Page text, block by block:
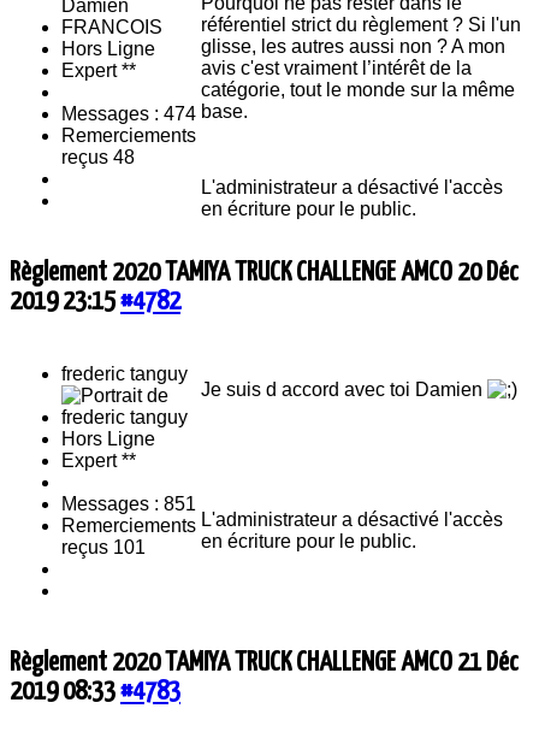
Hors Ligne
Expert **
Messages : 474
Remerciements
reçus 48
référentiel strict du règlement ? Si l'un
glisse, les autres aussi non ? A mon
avis c'est vraiment l’intérêt de la
catégorie, tout le monde sur la même
base.
L'administrateur a désactivé l'accès
en écriture pour le public.
Règlement 2020 TAMIYA TRUCK CHALLENGE AMCO 20 Déc
2019 23:15#4782
frederic tanguy
Hors Ligne
Expert **
Messages : 851
Remerciements
reçus 101
Je suis d accord avec toi Damien
L'administrateur a désactivé l'accès
en écriture pour le public.
Règlement 2020 TAMIYA TRUCK CHALLENGE AMCO 21 Déc
2019 08:33#4783